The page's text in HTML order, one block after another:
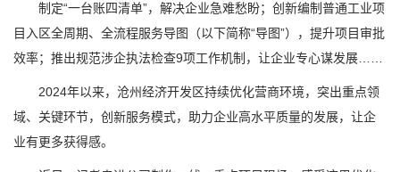
制定“一台账四清单”，解决企业急难愁盼；创新编制普通工业项
目入区全周期、全流程服务导图（以下简称“导图”），提升项目审批
效率；推出规范涉企执法检查9项工作机制，让企业专心谋发展……
2024年以来，沧州经济开发区持续优化营商环境，突出重点领
域、关键环节，创新服务模式，助力企业高水平质量的发展，让企
业有更多获得感。